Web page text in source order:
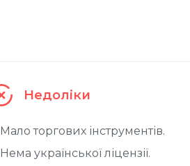
Недоліки
Мало торгових інструментів.
Нема української ліцензії.